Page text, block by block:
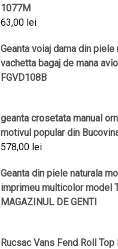
1077M
63,00 lei
Geanta voiaj dama din piele
vachetta bagaj de mana
FGVD108B
geanta crosetata manual
motivul popular din
578,00 lei
Geanta din piele naturala
imprimeu multicolor model
MAGAZINUL DE GENTI
Rucsac Vans Fend Roll Top